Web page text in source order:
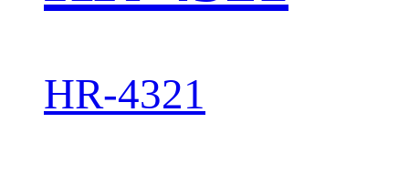
HR-4321